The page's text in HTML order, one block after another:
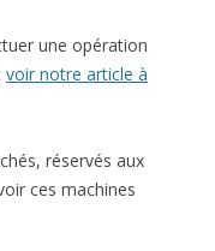
une opération
voir notre article à
réservés aux
ces machines